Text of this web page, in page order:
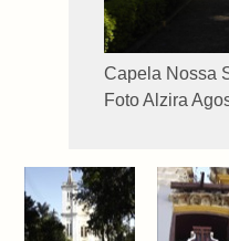
Capela Nossa
Foto Alzira